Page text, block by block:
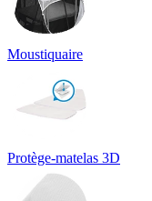
Moustiquaire
Protège-matelas 3D